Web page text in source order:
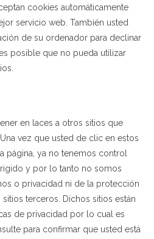
cookies automáticamente
servicio web. También usted
de su ordenador para declinar
posible que no pueda utilizar
en laces a otros sitios que
vez que usted de clic en estos
página, ya no tenemos control
y por lo tanto no somos
o privacidad ni de la protección
terceros. Dichos sitios están
de privacidad por lo cual es
para confirmar que usted está